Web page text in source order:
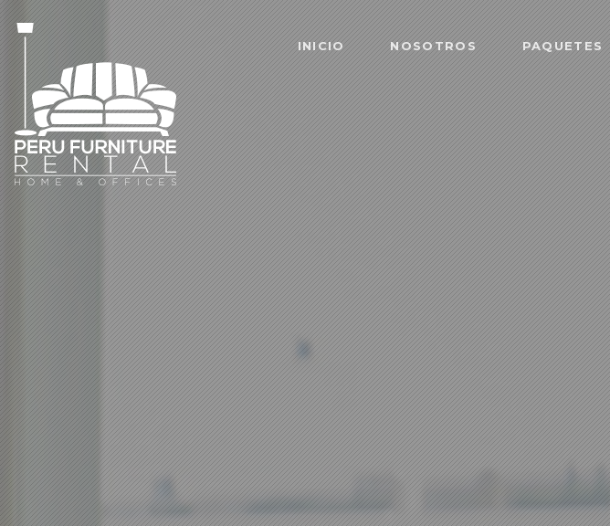
INICIO NOSOTROS PAQUETES